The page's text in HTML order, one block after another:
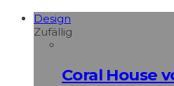
Design
Zufällig
Coral House